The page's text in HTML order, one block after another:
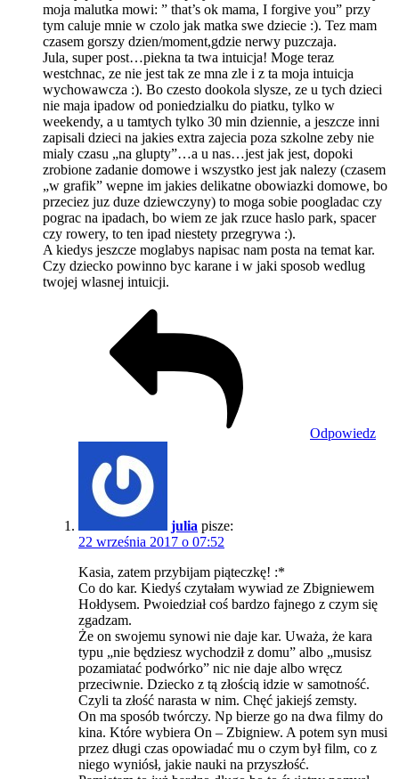
moja malutka mowi: ” that’s ok mama, I forgive you” przy
tym caluje mnie w czolo jak matka swe dziecie :). Tez mam
czasem gorszy dzien/moment,gdzie nerwy puzczaja.
Jula, super post…piekna ta twa intuicja! Moge teraz
westchnac, ze nie jest tak ze mna zle i z ta moja intuicja
wychowawcza :). Bo czesto dookola slysze, ze u tych dzieci
nie maja ipadow od poniedzialku do piatku, tylko w
weekendy, a u tamtych tylko 30 min dziennie, a jeszcze inni
zapisali dzieci na jakies extra zajecia poza szkolne zeby nie
mialy czasu „na glupty”…a u nas…jest jak jest, dopoki
zrobione zadanie domowe i wszystko jest jak nalezy (czasem
„w grafik” wepne im jakies delikatne obowiazki domowe, bo
przeciez juz duze dziewczyny) to moga sobie poogladac czy
pograc na ipadach, bo wiem ze jak rzuce haslo park, spacer
czy rowery, to ten ipad niestety przegrywa :).
A kiedys jeszcze moglabys napisac nam posta na temat kar.
Czy dziecko powinno byc karane i w jaki sposob wedlug
twojej wlasnej intuicji.
Odpowiedz
julia pisze:
22 września 2017 o 07:52
Kasia, zatem przybijam piąteczkę! :*
Co do kar. Kiedyś czytałam wywiad ze Zbigniewem
Hołdysem. Pwoiedział coś bardzo fajnego z czym się
zgadzam.
Że on swojemu synowi nie daje kar. Uważa, że kara
typu „nie będziesz wychodził z domu” albo „musisz
pozamiatać podwórko” nic nie daje albo wręcz
przeciwnie. Dziecko z tą złością idzie w samotność.
Czyli ta złość narasta w nim. Chęć jakiejś zemsty.
On ma sposób twórczy. Np bierze go na dwa filmy do
kina. Które wybiera On – Zbigniew. A potem syn musi
przez długi czas opowiadać mu o czym był film, co z
niego wyniósł, jakie nauki na przyszłość.